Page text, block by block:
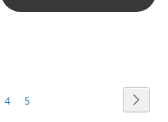
Sida
4 Sida
5